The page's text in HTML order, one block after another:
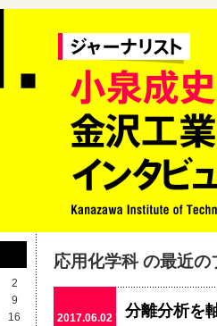
2
9
16
応用化学科 の最近の
分離分析を
2017.06.02